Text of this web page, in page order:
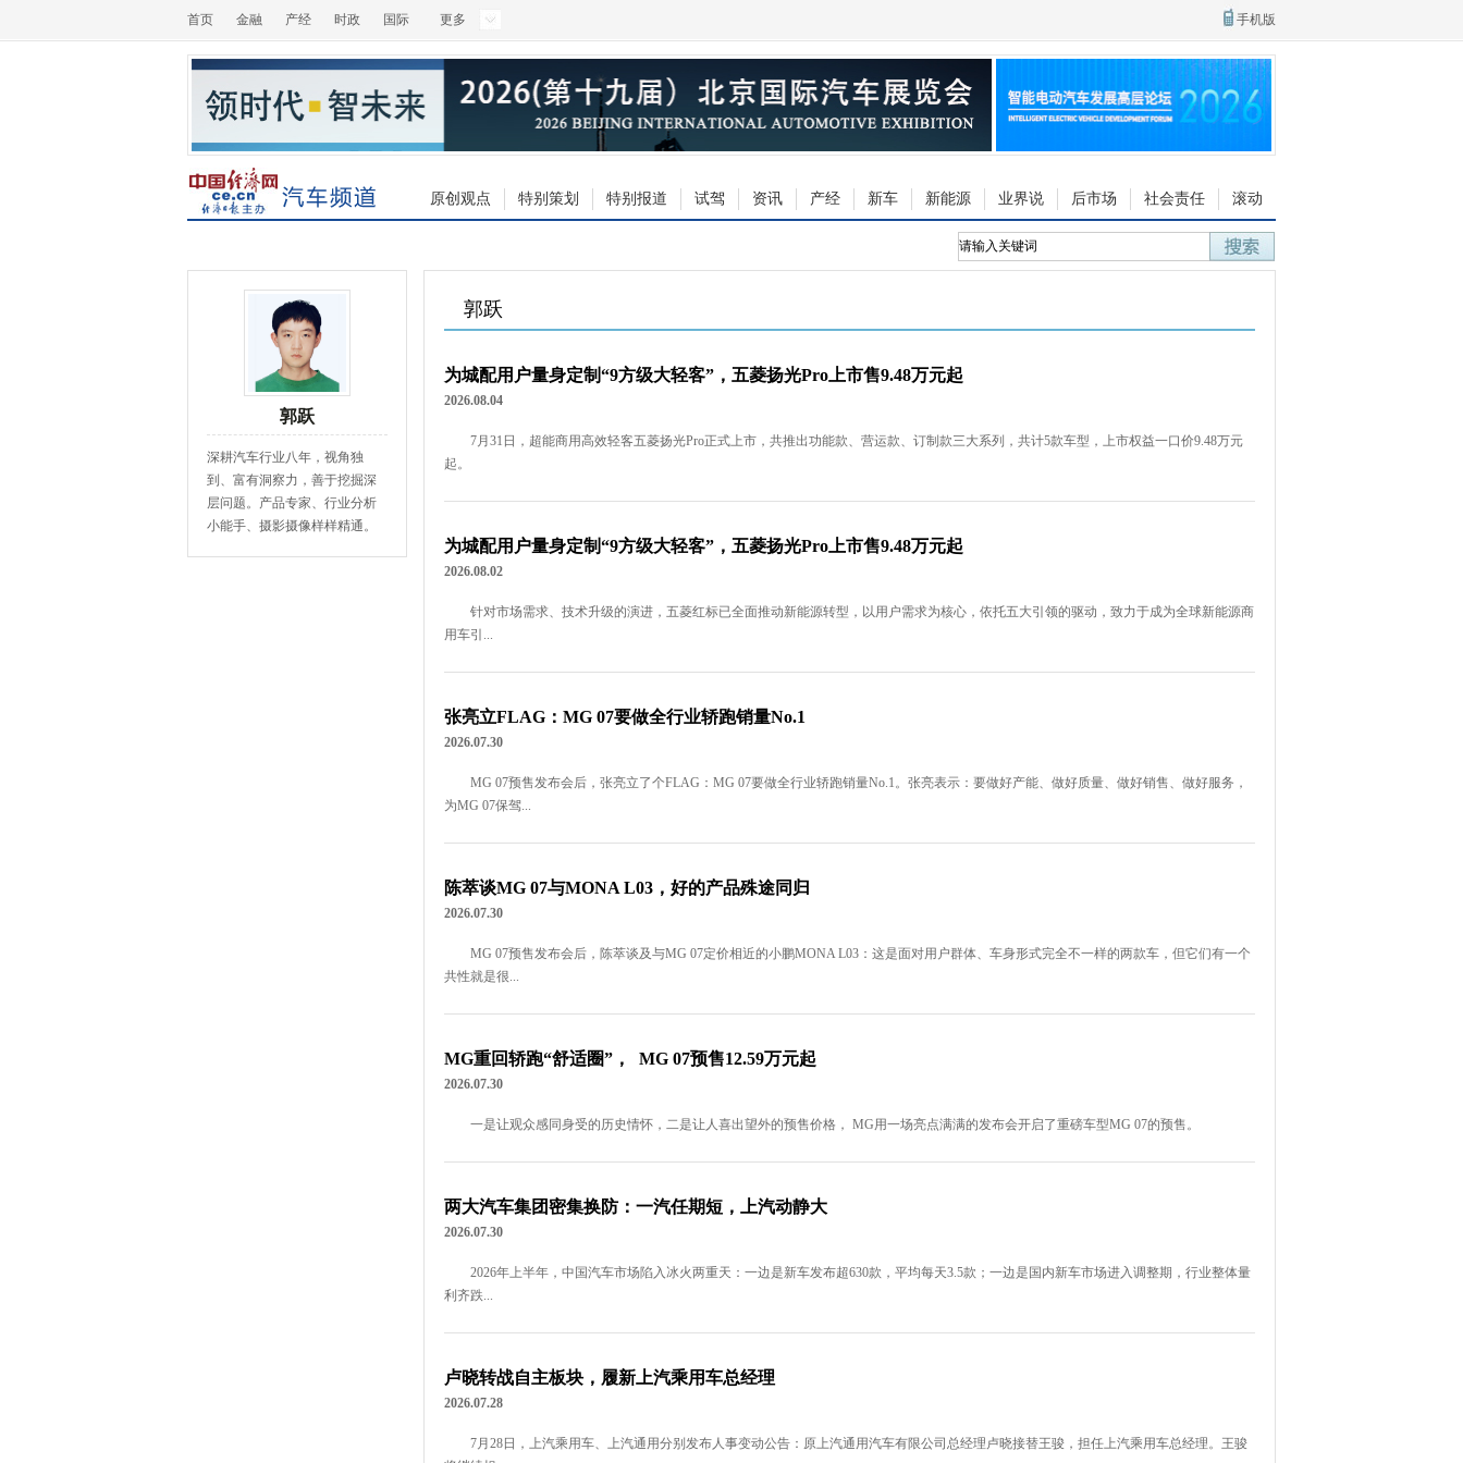
首页 金融 产经 时政 国际 更多 手机版
滚动
社会责任
后市场
业界说
新能源
新车
产经
资讯
试驾
特别报道
特别策划
原创观点
郭跃
深耕汽车行业八年，视角独
到、富有洞察力，善于挖掘深
层问题。产品专家、行业分析
小能手、摄影摄像样样精通。
郭跃
为城配用户量身定制“9方级大轻客”，五菱扬光Pro上市售9.48万元起
2026.08.04
7月31日，超能商用高效轻客五菱扬光Pro正式上市，共推出功能款、营运款、订制款三大系列，共计5款车型，上市权益一口价9.48万元
起。
为城配用户量身定制“9方级大轻客”，五菱扬光Pro上市售9.48万元起
2026.08.02
针对市场需求、技术升级的演进，五菱红标已全面推动新能源转型，以用户需求为核心，依托五大引领的驱动，致力于成为全球新能源商
用车引...
张亮立FLAG：MG 07要做全行业轿跑销量No.1
2026.07.30
MG 07预售发布会后，张亮立了个FLAG：MG 07要做全行业轿跑销量No.1。张亮表示：要做好产能、做好质量、做好销售、做好服务，
为MG 07保驾...
陈萃谈MG 07与MONA L03，好的产品殊途同归
2026.07.30
MG 07预售发布会后，陈萃谈及与MG 07定价相近的小鹏MONA L03：这是面对用户群体、车身形式完全不一样的两款车，但它们有一个
共性就是很...
MG重回轿跑“舒适圈”， MG 07预售12.59万元起
2026.07.30
一是让观众感同身受的历史情怀，二是让人喜出望外的预售价格， MG用一场亮点满满的发布会开启了重磅车型MG 07的预售。
两大汽车集团密集换防：一汽任期短，上汽动静大
2026.07.30
2026年上半年，中国汽车市场陷入冰火两重天：一边是新车发布超630款，平均每天3.5款；一边是国内新车市场进入调整期，行业整体量
利齐跌...
卢晓转战自主板块，履新上汽乘用车总经理
2026.07.28
7月28日，上汽乘用车、上汽通用分别发布人事变动公告：原上汽通用汽车有限公司总经理卢晓接替王骏，担任上汽乘用车总经理。王骏